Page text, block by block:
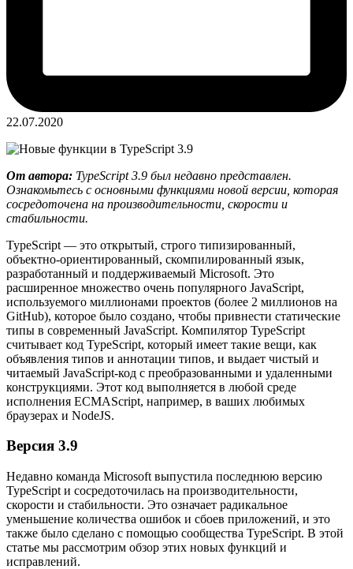
22.07.2020
От автора: TypeScript 3.9 был недавно представлен.
Ознакомьтесь с основными функциями новой версии, которая
сосредоточена на производительности, скорости и
стабильности.
TypeScript — это открытый, строго типизированный,
объектно-ориентированный, скомпилированный язык,
разработанный и поддерживаемый Microsoft. Это
расширенное множество очень популярного JavaScript,
используемого миллионами проектов (более 2 миллионов на
GitHub), которое было создано, чтобы привнести статические
типы в современный JavaScript. Компилятор TypeScript
считывает код TypeScript, который имеет такие вещи, как
объявления типов и аннотации типов, и выдает чистый и
читаемый JavaScript-код с преобразованными и удаленными
конструкциями. Этот код выполняется в любой среде
исполнения ECMAScript, например, в ваших любимых
браузерах и NodeJS.
Версия 3.9
Недавно команда Microsoft выпустила последнюю версию
TypeScript и сосредоточилась на производительности,
скорости и стабильности. Это означает радикальное
уменьшение количества ошибок и сбоев приложений, и это
также было сделано с помощью сообщества TypeScript. В этой
статье мы рассмотрим обзор этих новых функций и
исправлений.